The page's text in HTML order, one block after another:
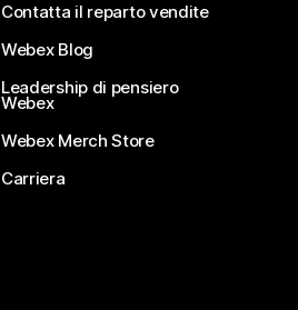
Contatta il reparto vendite
Webex Blog
Leadership di pensiero
Webex
Webex Merch Store
Carriera